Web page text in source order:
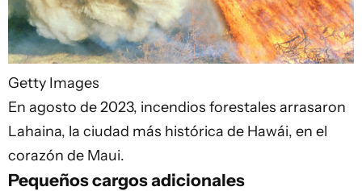
Getty Images
En agosto de 2023, incendios forestales arrasaron
Lahaina, la ciudad más histórica de Hawái, en el
corazón de Maui.
Pequeños cargos adicionales